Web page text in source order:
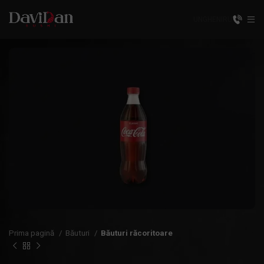
Prima pagină Băuturi Băuturi răcoritoare